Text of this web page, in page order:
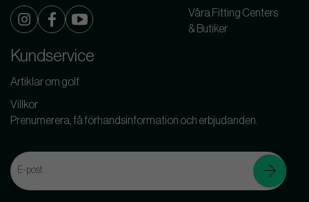
Våra Fitting Centers
& Butiker
Kundservice
Artiklar om golf
Villkor
Prenumerera, få förhandsinformation och erbjudanden.